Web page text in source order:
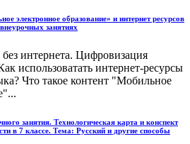
электронное образование» и интернет ресурсов
занятиях
интернета. Цифровизация
использоватать интернет-ресурсы
Что такое контент "Мобильное
занятия. Технологическая карта и конспект
в 7 классе. Тема: Русский и другие способы